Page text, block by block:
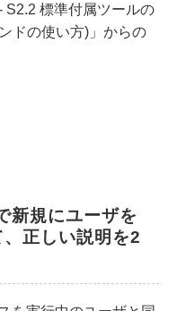
S2.2 標準付属ツールの
ドの使い方)」からの
規にユーザを
正しい説明を2